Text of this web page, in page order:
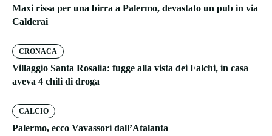
Maxi rissa per una birra a Palermo, devastato un pub in via
Calderai
CRONACA
Villaggio Santa Rosalia: fugge alla vista dei Falchi, in casa
aveva 4 chili di droga
CALCIO
Palermo, ecco Vavassori dall’Atalanta